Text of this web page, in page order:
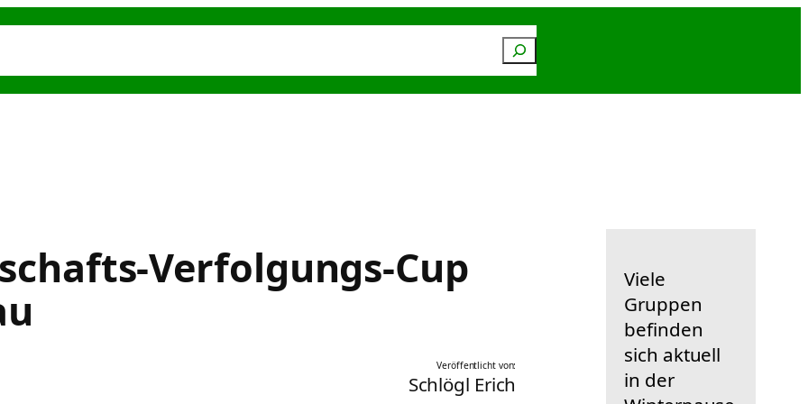
Suchen
Verfolgungs-Cup
Veröffentlicht von:
Schlögl Erich
Viele
Gruppen
befinden
sich aktuell
in der